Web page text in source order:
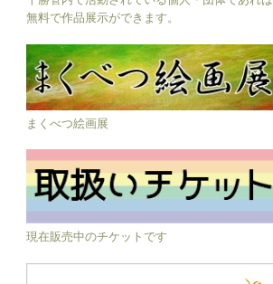
無料で作品展示ができます。
まくべつ絵画展
現在販売中のチケットです